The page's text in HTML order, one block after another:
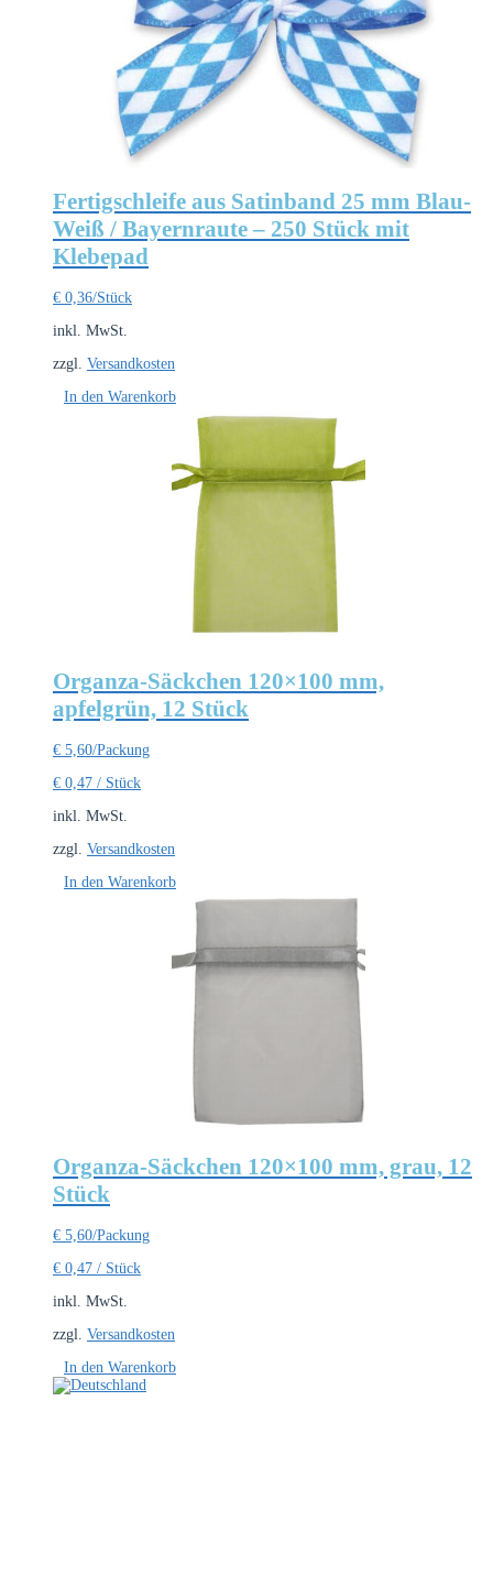
Fertigschleife aus Satinband 25 mm Blau-
Weiß / Bayernraute – 250 Stück mit
Klebepad
€ 0,36/Stück
inkl. MwSt.
zzgl. Versandkosten
In den Warenkorb
Organza-Säckchen 120×100 mm,
apfelgrün, 12 Stück
€ 5,60/Packung
€ 0,47 / Stück
inkl. MwSt.
zzgl. Versandkosten
In den Warenkorb
Organza-Säckchen 120×100 mm, grau, 12
Stück
€ 5,60/Packung
€ 0,47 / Stück
inkl. MwSt.
zzgl. Versandkosten
In den Warenkorb